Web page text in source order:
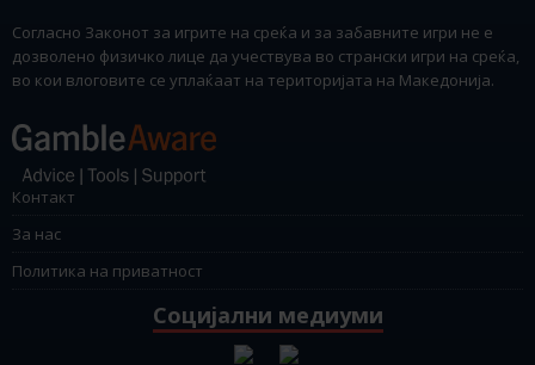
Согласно Законот за игрите на среќа и за забавните игри не е
дозволено физичко лице да учествува во странски игри на среќа,
во кои влоговите се уплаќаат на територијата на Македонија.
Контакт
За нас
Политика на приватност
Социјални медиуми